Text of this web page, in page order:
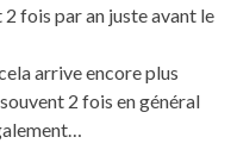
fois par an juste avant le
arrive encore plus
2 fois en général